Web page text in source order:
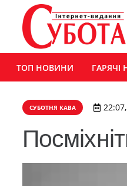
ТОП НОВИНИ
СУБОТНЯ КАВА